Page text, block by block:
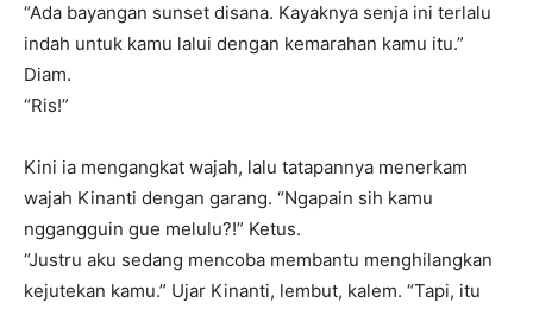
“Ada bayangan sunset disana. Kayaknya senja ini terlalu
indah untuk kamu lalui dengan kemarahan kamu itu.”
Diam.
“Ris!”
Kini ia mengangkat wajah, lalu tatapannya menerkam
wajah Kinanti dengan garang. “Ngapain sih kamu
nggangguin gue melulu?!” Ketus.
“Justru aku sedang mencoba membantu menghilangkan
kejutekan kamu.” Ujar Kinanti, lembut, kalem. “Tapi, itu